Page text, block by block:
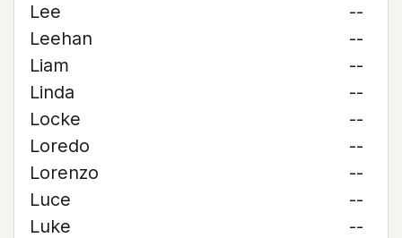
Lee
--
Leehan
--
Liam
--
Linda
--
Locke
--
Loredo
--
Lorenzo
--
Luce
--
Luke
--